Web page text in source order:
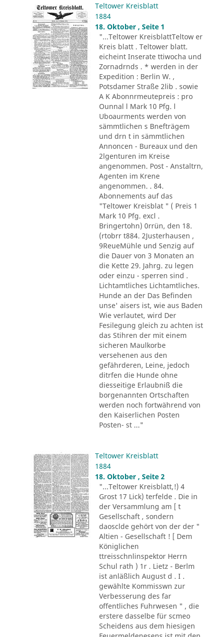
Teltower Kreisblatt
1884
18. Oktober , Seite 1
"...Teltower KreisblattTeltow er
Kreis blatt . Teltower blatt.
eicheint Inserate ttiwocha und
Zornadrnds . * werden in der
Expedition : Berlin W. ,
Potsdamer Straße 2lib . sowie
A K Abonnrmeutepreis : pro
Ounnal l Mark 10 Pfg. l
Uboaurments werden von
sämmtlichen s Bnefträgem
und drn t in sämmtlichen
Annoncen - Bureaux und den
2lgenturen im Kreise
angenommen. Post - Anstaltrn,
Agenten im Krene
angenommen. . 84.
Abonnements auf das
"Teltower Kreisblat " ( Preis 1
Mark 10 Pfg. excl .
Bringertohn) 0rrün, den 18.
(rtobrr t884. 2Justerhausen ,
9ReueMühle und Senzig auf
die Dauer von 3 Monaten an
die Kette 29. Jahrg. zu legen
oder einzu - sperren sind .
Lichtamtliches Lichtamtliches.
Hunde an der Das Befinden
unse' aisers ist, wie aus Baden
Wie verlautet, wird Der
Fesilegung gleich zu achten ist
das Stihren der mit einem
sicheren Maulkorbe
versehenen aus den
gefährderen, Leine, jedoch
ditrfen die Hunde ohne
diesseitige Erlaubniß die
borgenannten Ortschaften
werden noch fortwährend von
den Kaiserlichen Posten
Posten- st ..."
Teltower Kreisblatt
1884
18. Oktober , Seite 2
"...Teltower Kreisblatt,!) 4
Grost 17 Lick) terfelde . Die in
der Versammlung am [ t
Gesellschaft , sondern
daosclde gehört von der der "
Altien - Gesellschaft ! [ Dem
Königlichen
ttreisschnlinspektor Herrn
Schul rath ) 1r . Lietz - Berlm
ist anläßlich August d . I .
gewählte Kommisswn zur
Verbesserung des far
offentliches Fuhrwesen " , die
erstere dasselbe für scmeo
Scheidens aus dem hiesigen